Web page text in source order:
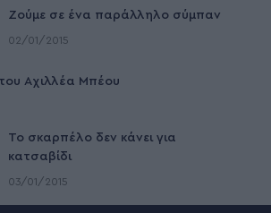
Ζούμε σε ένα παράλληλο σύμπαν
02/01/2015
Αχιλλέα Μπέου
To σκαρπέλο δεν κάνει για
κατσαβίδι
03/01/2015